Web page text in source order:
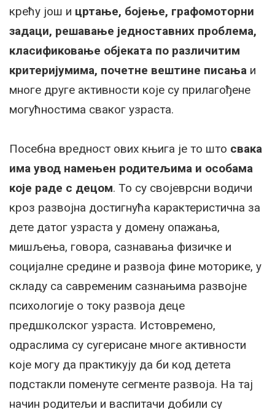
крећу још и цртање, бојење, графомоторни
задаци, решавање једноставних проблема,
класификовање објеката по различитим
критеријумима, почетне вештине писања и
многе друге активности које су прилагођене
могућностима сваког узраста.
Посебна вредност ових књига је то што свака
има увод намењен родитељима и особама
које раде с децом. То су својеврсни водичи
кроз развојна достигнућа карактеристична за
дете датог узраста у домену опажања,
мишљења, говора, сазнавања физичке и
социјалне средине и развоја фине моторике, у
складу са савременим сазнањима развојне
психологије о току развоја деце
предшколског узраста. Истовремено,
одраслима су сугерисане многе активности
које могу да практикују да би код детета
подстакли поменуте сегменте развоја. На тај
начин родитељи и васпитачи добили су